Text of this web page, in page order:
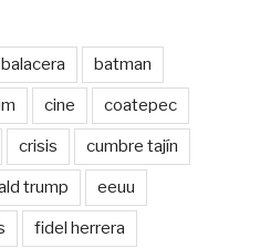
balacera batman
cine coatepec
crisis cumbre tajín
trump eeuu
fidel herrera